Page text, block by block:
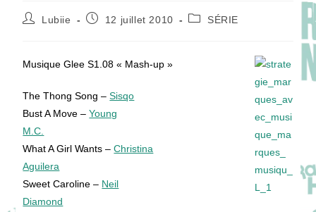
Auteur/autrice
Lubiie
Publication
12 juillet 2010
PostSÉRIE
Musique Glee S1.08 « Mash-up »
The Thong Song –Sisqo
Bust A Move –Young
M.C.
What A Girl Wants –Christina
Aguilera
Sweet Caroline – Neil
Diamond